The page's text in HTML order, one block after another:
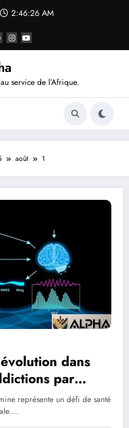
2:46:27 AM
service de l’Afrique.
août 1
dans
par
représente un défi de santé